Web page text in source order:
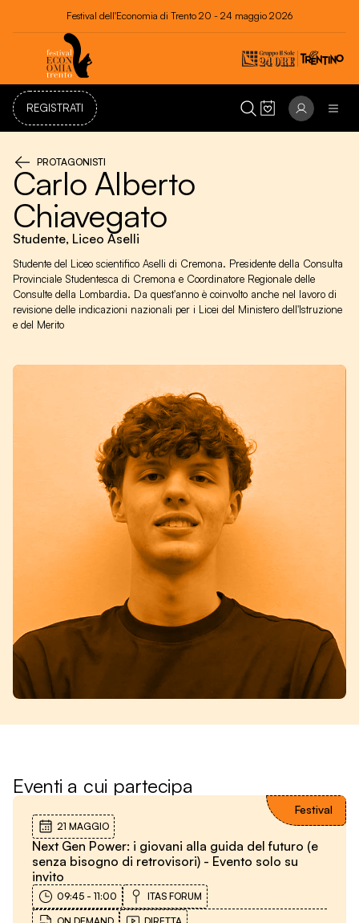
Festival dell'Economia di Trento 20 - 24 maggio 2026
REGISTRATI
PROTAGONISTI
Carlo Alberto
Chiavegato
Studente, Liceo Aselli
Studente del Liceo scientifico Aselli di Cremona. Presidente della Consulta
Provinciale Studentesca di Cremona e Coordinatore Regionale delle
Consulte della Lombardia. Da quest'anno è coinvolto anche nel lavoro di
revisione delle indicazioni nazionali per i Licei del Ministero dell'Istruzione
e del Merito
Eventi a cui partecipa
21 MAGGIO
Next Gen Power: i giovani alla guida del futuro (e
senza bisogno di retrovisori) - Evento solo su
invito
Festival
09:45 - 11:00 ITAS FORUM